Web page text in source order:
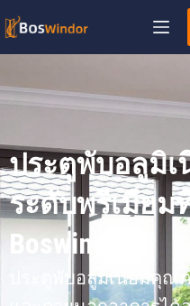
ประตูพับอลูมิ
ระดับพรีเมียม
Boswindor
ประตูพับอลูมิเนียมคุณ